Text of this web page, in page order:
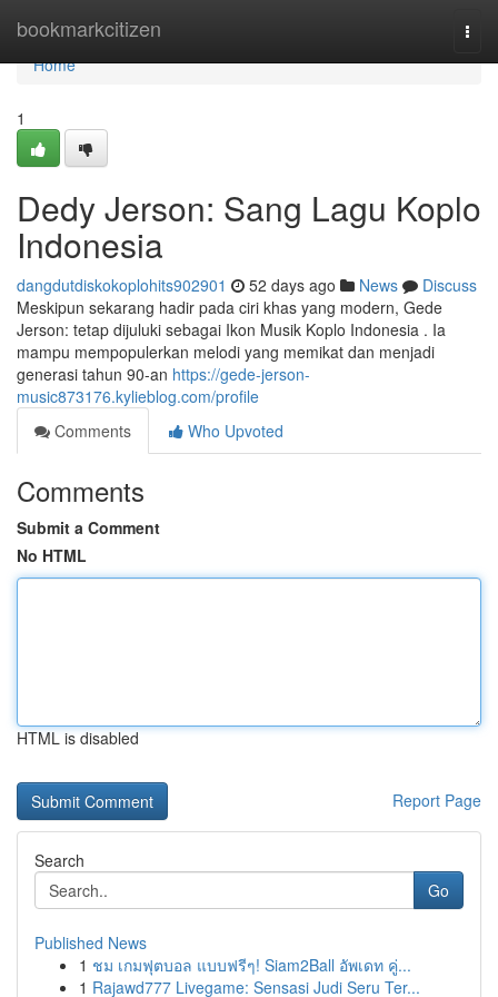
bookmarkcitizen
Home
Home
1
Dedy Jerson: Sang Lagu Koplo
Indonesia
dangdutdiskokoplohits902901 52 days ago News
Discuss
Meskipun sekarang hadir pada ciri khas yang modern, Gede
Jerson: tetap dijuluki sebagai Ikon Musik Koplo Indonesia . Ia
mampu mempopulerkan melodi yang memikat dan menjadi
generasi tahun 90-an https://gede-jerson-
music873176.kylieblog.com/profile
Comments
Who Upvoted
Comments
Submit a Comment
No HTML
HTML is disabled
Report Page
Search
Go
Published News
1 ชม เกมฟุตบอล แบบฟรีๆ! Siam2Ball อัพเดท คู่...
1 Rajawd777 Livegame: Sensasi Judi Seru Ter...